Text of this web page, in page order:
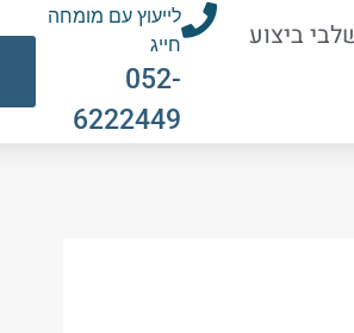
ביצוע
לייעוץ עם מומחה
חייג
052-
6222449